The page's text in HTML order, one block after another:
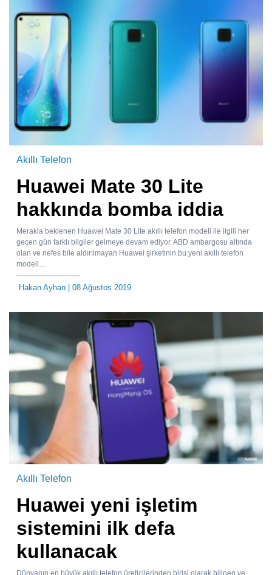
Akıllı Telefon
Huawei Mate 30 Lite
hakkında bomba iddia
Merakla beklenen Huawei Mate 30 Lite akıllı telefon modeli ile ilgili her
geçen gün farklı bilgiler gelmeye devam ediyor. ABD ambargosu altında
olan ve nefes bile aldırılmayan Huawei şirketinin bu yeni akıllı telefon
modeli...
Hakan Ayhan | 08 Ağustos 2019
Akıllı Telefon
Huawei yeni işletim
sistemini ilk defa
kullanacak
Dünyanın en büyük akıllı telefon üreticilerinden birisi olarak bilinen ve